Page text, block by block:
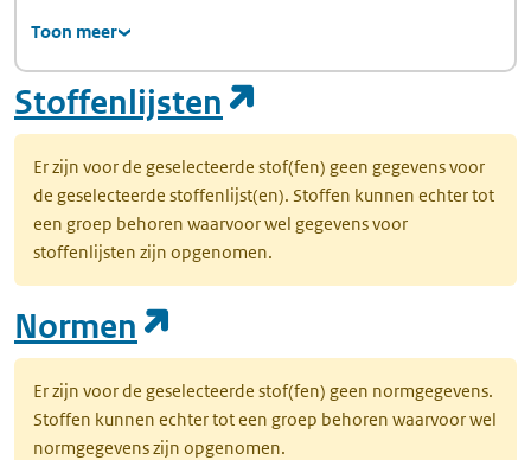
Toon meer
Stoffenlijsten
Er zijn voor de geselecteerde stof(fen) geen gegevens voor
de geselecteerde stoffenlijst(en). Stoffen kunnen echter tot
een groep behoren waarvoor wel gegevens voor
stoffenlijsten zijn opgenomen.
Normen
Er zijn voor de geselecteerde stof(fen) geen normgegevens.
Stoffen kunnen echter tot een groep behoren waarvoor wel
normgegevens zijn opgenomen.